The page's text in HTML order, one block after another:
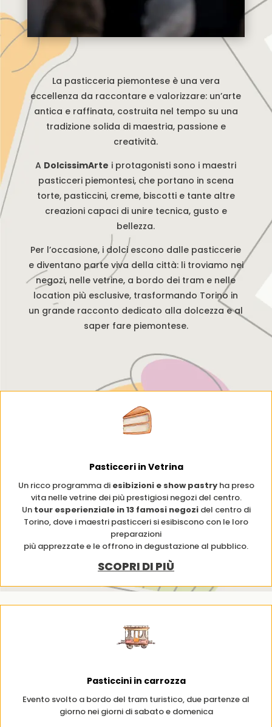
La pasticceria piemontese è una vera
eccellenza da raccontare e valorizzare: un’arte
antica e raffinata, costruita nel tempo su una
tradizione solida di maestria, passione e
creatività.
A DolcissimArte i protagonisti sono i maestri
pasticceri piemontesi, che portano in scena
torte, pasticcini, creme, biscotti e tante altre
creazioni capaci di unire tecnica, gusto e
bellezza.
Per l’occasione, i dolci escono dalle pasticcerie
e diventano parte viva della città: li troviamo nei
negozi, nelle vetrine, a bordo dei tram e nelle
location più esclusive, trasformando Torino in
un grande racconto dedicato alla dolcezza e al
saper fare piemontese.
Pasticceri in Vetrina
Un ricco programma di esibizioni e show pastry ha preso
vita nelle vetrine dei più prestigiosi negozi del centro.
Un tour esperienziale in 13 famosi negozidel centro di
Torino, dove i maestri pasticceri si esibiscono con le loro
preparazioni
più apprezzate e le offrono in degustazione al pubblico.
SCOPRI DI PIÙ
Pasticcini in carrozza
Evento svolto a bordo del tram turistico, due partenze al
giorno nei giorni di sabato e domenica